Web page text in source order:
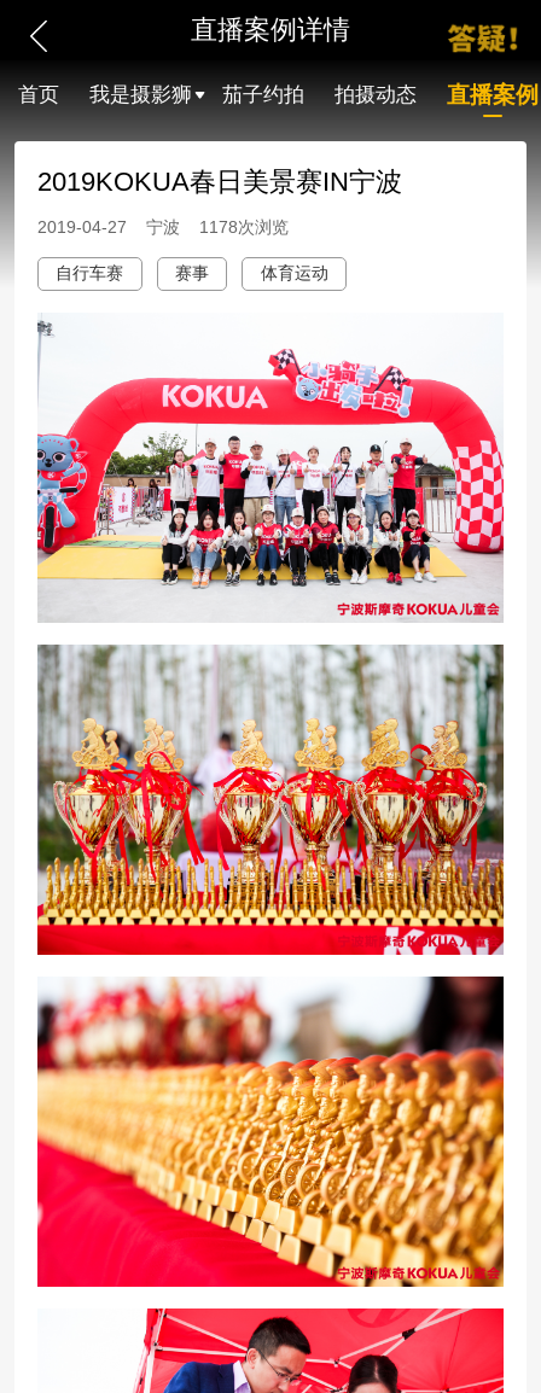
直播案例详情
首页 我是摄影狮 茄子约拍 拍摄动态 直播案例
2019KOKUA春日美景赛IN宁波
2019-04-27 宁波 1178次浏览
自行车赛 赛事 体育运动